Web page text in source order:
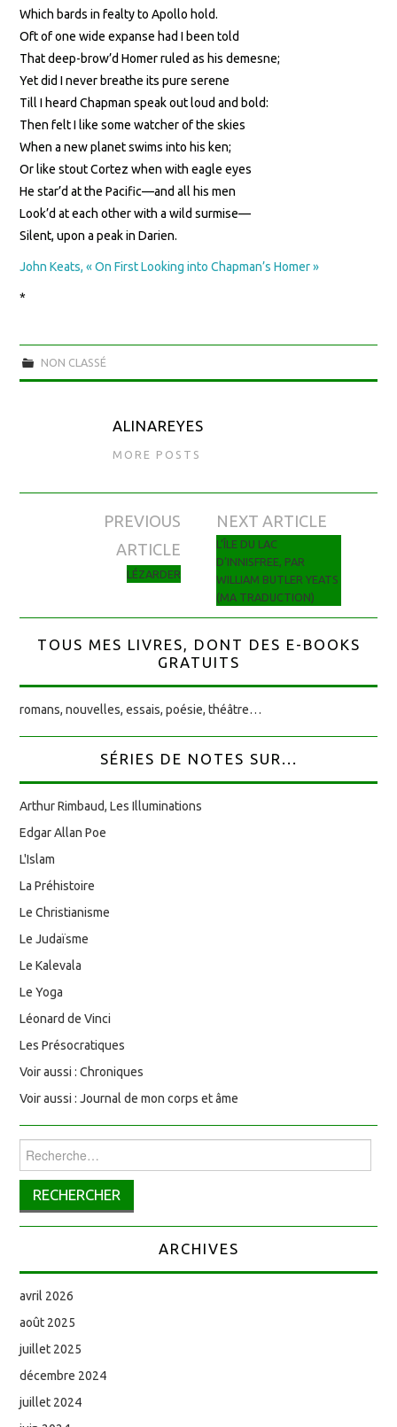
Which bards in fealty to Apollo hold.
Oft of one wide expanse had I been told
That deep-brow’d Homer ruled as his demesne;
Yet did I never breathe its pure serene
Till I heard Chapman speak out loud and bold:
Then felt I like some watcher of the skies
When a new planet swims into his ken;
Or like stout Cortez when with eagle eyes
He star’d at the Pacific—and all his men
Look’d at each other with a wild surmise—
Silent, upon a peak in Darien.
John Keats, « On First Looking into Chapman’s Homer »
*
NON CLASSÉ
ALINAREYES
MORE POSTS
Navigation des articles
PREVIOUS
ARTICLE
LÉZARDER
NEXT ARTICLE
L’ÎLE DU LAC
D’INNISFREE, PAR
WILLIAM BUTLER YEATS
(MA TRADUCTION)
TOUS MES LIVRES, DONT DES E-BOOKS
GRATUITS
romans, nouvelles, essais, poésie, théâtre…
SÉRIES DE NOTES SUR...
Arthur Rimbaud, Les Illuminations
Edgar Allan Poe
L'Islam
La Préhistoire
Le Christianisme
Le Judaïsme
Le Kalevala
Le Yoga
Léonard de Vinci
Les Présocratiques
Voir aussi : Chroniques
Voir aussi : Journal de mon corps et âme
Rechercher :
ARCHIVES
avril 2026
août 2025
juillet 2025
décembre 2024
juillet 2024